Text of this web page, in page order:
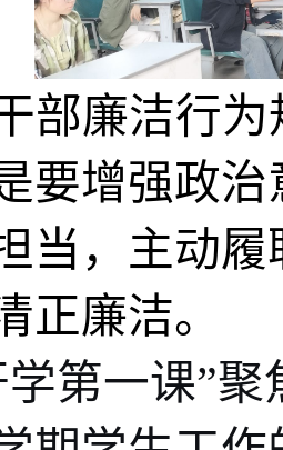
部廉洁行
要增强政
当，主动
正廉洁。
学第一课”